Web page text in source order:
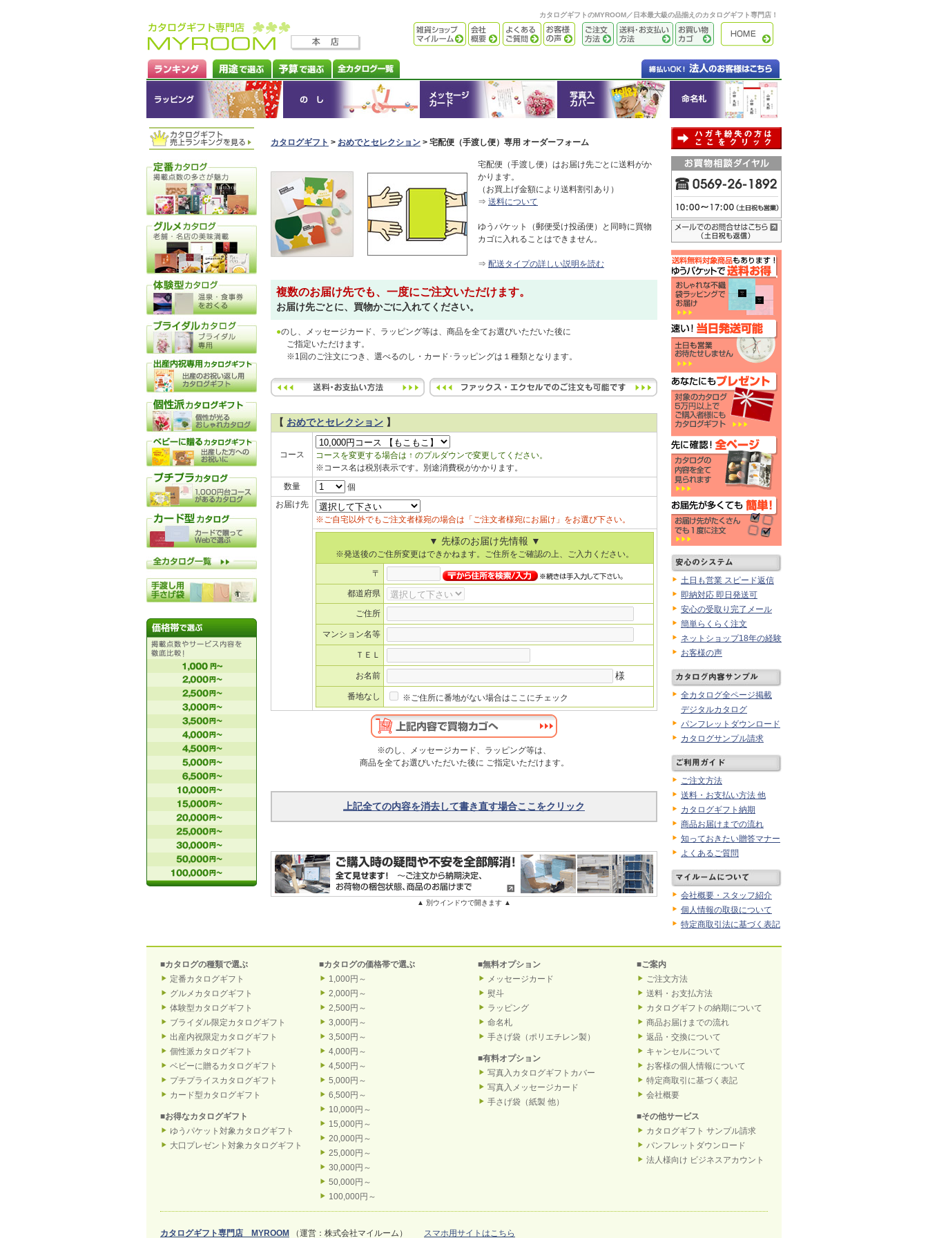
カタログギフトのMYROOM／日本最大級の品揃えのカタログギフト専門店！
カタログギフト > おめでとセレクション > 宅配便（手渡し便）専用 オーダーフォーム
宅配便（手渡し便）はお届け先ごとに送料がか
かります。
（お買上げ金額により送料割引あり）
⇒ 送料について
ゆうパケット（郵便受け投函便）と同時に買物
カゴに入れることはできません。
⇒ 配送タイプの詳しい説明を読む
複数のお届け先でも、一度にご注文いただけます。
お届け先ごとに、買物かごに入れてください。
●のし、メッセージカード、ラッピング等は、商品を全てお選びいただいた後に
ご指定いただけます。
※1回のご注文につき、選べるのし・カード･ラッピングは１種類となります。
【 おめでとセレクション 】
コース
コースを変更する場合は ↑ のプルダウンで変更してください。
※コース名は税別表示です。別途消費税がかかります。
数量
個
お届け先
※ご自宅以外でもご注文者様宛の場合は「ご注文者様宛にお届け」をお選び下さい。
▼ 先様のお届け先情報 ▼
※発送後のご住所変更はできかねます。ご住所をご確認の上、ご入力ください。
〒
都道府県
ご住所
マンション名等
ＴＥＬ
お名前 様
番地なし ※ご住所に番地がない場合はここにチェック
※のし、メッセージカード、ラッピング等は、
商品を全てお選びいただいた後に ご指定いただけます。
上記全ての内容を消去して書き直す場合ここをクリック
▲ 別ウインドウで開きます ▲
土日も営業 スピード返信
即納対応 即日発送可
安心の受取り完了メール
簡単らくらく注文
ネットショップ18年の経験
お客様の声
全カタログ全ページ掲載
デジタルカタログ
パンフレットダウンロード
カタログサンプル請求
ご注文方法
送料・お支払い方法 他
カタログギフト納期
商品お届けまでの流れ
知っておきたい贈答マナー
よくあるご質問
会社概要・スタッフ紹介
個人情報の取扱について
特定商取引法に基づく表記
■カタログの種類で選ぶ
定番カタログギフト
グルメカタログギフト
体験型カタログギフト
ブライダル限定カタログギフト
出産内祝限定カタログギフト
個性派カタログギフト
ベビーに贈るカタログギフト
プチプライスカタログギフト
カード型カタログギフト
■お得なカタログギフト
ゆうパケット対象カタログギフト
大口プレゼント対象カタログギフト
■カタログの価格帯で選ぶ
1,000円～
2,000円～
2,500円～
3,000円～
3,500円～
4,000円～
4,500円～
5,000円～
6,500円～
10,000円～
15,000円～
20,000円～
25,000円～
30,000円～
50,000円～
100,000円～
■無料オプション
メッセージカード
熨斗
ラッピング
命名札
手さげ袋（ポリエチレン製）
■有料オプション
写真入カタログギフトカバー
写真入メッセージカード
手さげ袋（紙製 他）
■ご案内
ご注文方法
送料・お支払方法
カタログギフトの納期について
商品お届けまでの流れ
返品・交換について
キャンセルについて
お客様の個人情報について
特定商取引に基づく表記
会社概要
■その他サービス
カタログギフト サンプル請求
パンフレットダウンロード
法人様向け ビジネスアカウント
カタログギフト専門店 MYROOM （運営：株式会社マイルーム） スマホ用サイトはこちら